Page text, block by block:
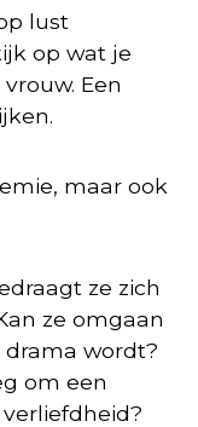
lust
op wat je
Een
maar ook
ze zich
ze omgaan
wordt?
om een